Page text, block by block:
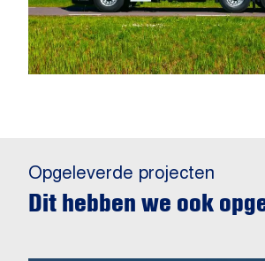
Opgeleverde projecten
Dit hebben we ook